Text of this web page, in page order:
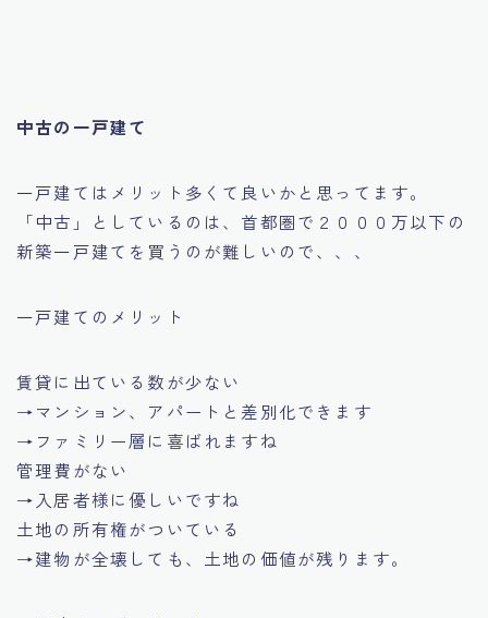
中古の一戸建て
一戸建てはメリット多くて良いかと思ってます。
「中古」としているのは、首都圏で２０００万以下の
新築一戸建てを買うのが難しいので、、、
一戸建てのメリット
賃貸に出ている数が少ない
→マンション、アパートと差別化できます
→ファミリー層に喜ばれますね
管理費がない
→入居者様に優しいですね
土地の所有権がついている
→建物が全壊しても、土地の価値が残ります。